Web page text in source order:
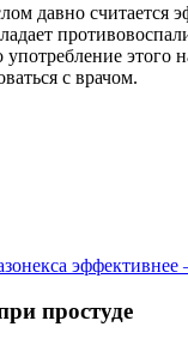
давно считается
с врачом.
простуде